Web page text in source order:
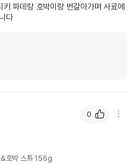
파데랑 호박이랑 번갈아가며 사료에
다
&호박 스튜 156g
0